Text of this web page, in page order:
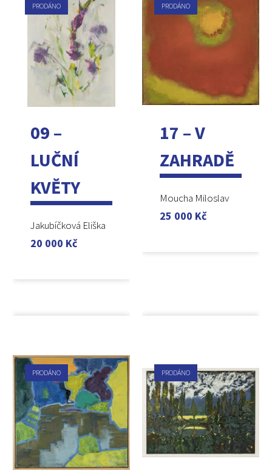
PRODÁNO
09 –
LUČNÍ
KVĚTY
Jakubíčková Eliška
20 000 Kč
PRODÁNO
17 – V
ZAHRADĚ
Moucha Miloslav
25 000 Kč
PRODÁNO PRODÁNO